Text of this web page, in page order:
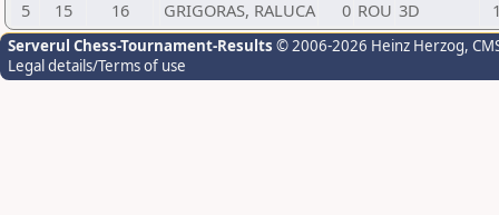
5
15 16 GRIGORAS, RALUCA 0 ROU 3D
Serverul Chess-Tournament-Results © 2006-2026 Heinz Herzog,
Legal details/Terms of use